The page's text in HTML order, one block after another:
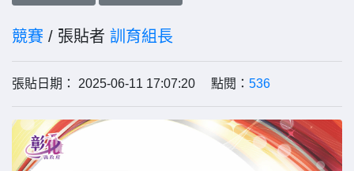
競賽 / 張貼者 訓育組長
張貼日期： 2025-06-11 17:07:20 點閱： 536